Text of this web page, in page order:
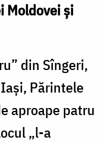
Moldovei și
din Sîngeri,
Părintele
aproape patru
„l-a